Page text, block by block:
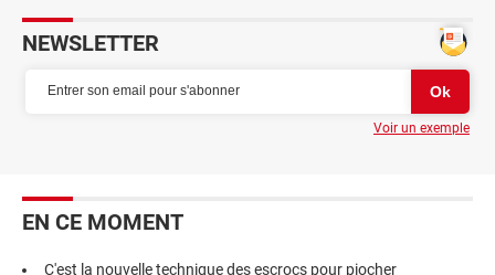
NEWSLETTER
Voir un exemple
EN CE MOMENT
C'est la nouvelle technique des escrocs pour piocher